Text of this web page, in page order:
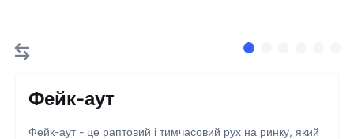
Фейк-аут
Фейк-аут - це раптовий і тимчасовий рух на ринку, який